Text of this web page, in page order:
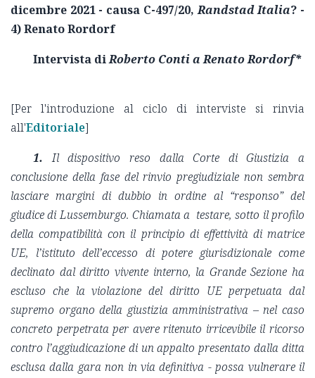
dicembre 2021 - causa C-497/20,Randstad Italia? -
4) Renato Rordorf
Intervista diRoberto Conti a Renato Rordorf*
[Per l'introduzione al ciclo di interviste si rinvia
all'Editoriale]
1.Il dispositivo reso dalla Corte di Giustizia a
conclusione della fase del rinvio pregiudiziale non sembra
lasciare margini di dubbio in ordine al “responso” del
giudice di Lussemburgo. Chiamata a testare, sotto il profilo
della compatibilità con il principio di effettività di matrice
UE, l’istituto dell’eccesso di potere giurisdizionale come
declinato dal diritto vivente interno, la Grande Sezione ha
escluso che la violazione del diritto UE perpetuata dal
supremo organo della giustizia amministrativa – nel caso
concreto perpetrata per avere ritenuto irricevibile il ricorso
contro l’aggiudicazione di un appalto presentato dalla ditta
esclusa dalla gara non in via definitiva - possa vulnerare il